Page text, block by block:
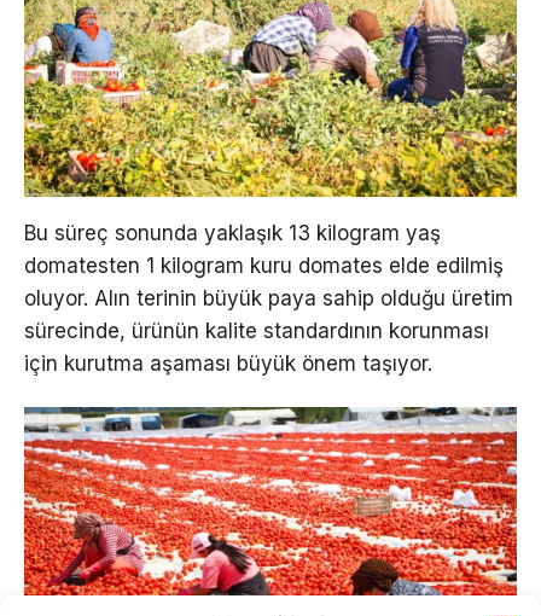
Bu süreç sonunda yaklaşık 13 kilogram yaş
domatesten 1 kilogram kuru domates elde edilmiş
oluyor. Alın terinin büyük paya sahip olduğu üretim
sürecinde, ürünün kalite standardının korunması
için kurutma aşaması büyük önem taşıyor.